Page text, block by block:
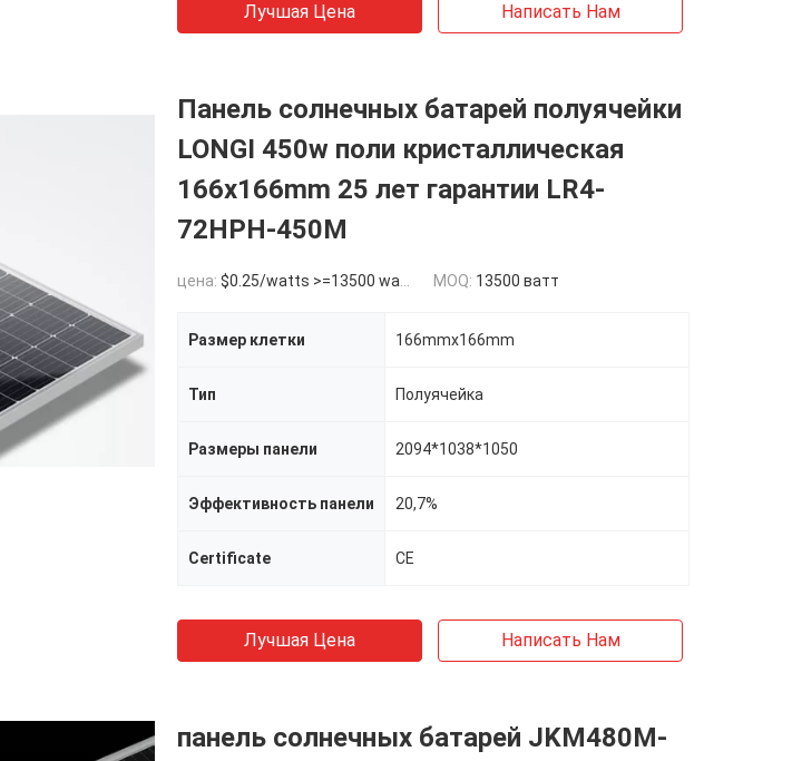
Лучшая Цена Написать Нам
Панель солнечных батарей полуячейки
LONGI 450w поли кристаллическая
166x166mm 25 лет гарантии LR4-
72HPH-450M
цена: $0.25/watts >=13500 watts MOQ: 13500 ватт
Размер клетки 166mmx166mm
Тип Полуячейка
Размеры панели 2094*1038*1050
Эффективность панели 20,7%
Certificate CE
Лучшая Цена Написать Нам
панель солнечных батарей JKM480M-